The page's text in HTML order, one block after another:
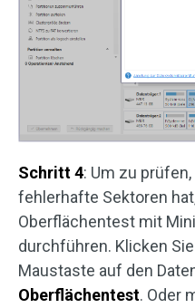
Schritt 4: Um zu
fehlerhafte Sektoren
Oberflächentest mit
durchführen. Klicken
Maustaste auf den
Oberflächentest. Oder